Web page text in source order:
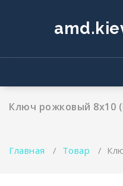
содержимому
Ключ рожковый 8х10
Главная / Товар /